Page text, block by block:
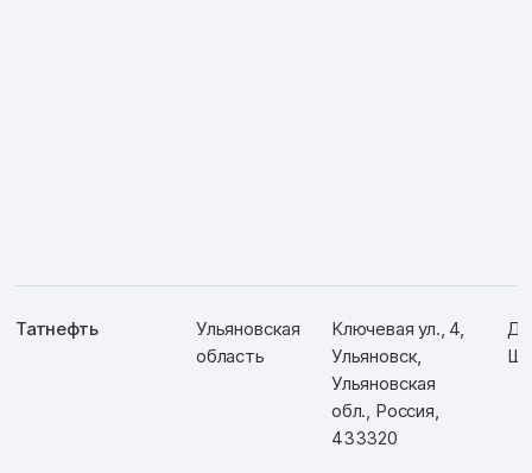
Татнефть
Ульяновская
область
Ключевая ул., 4,
Ульяновск,
Ульяновская
обл., Россия,
433320
Д:
Ш: